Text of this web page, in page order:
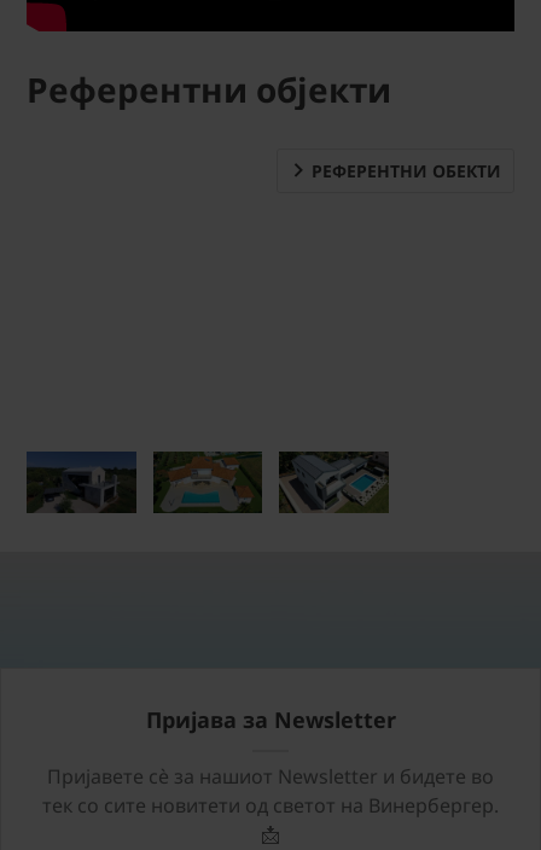
Референтни објекти
РЕФЕРЕНТНИ ОБЕКТИ
Пријава за Newsletter
Пријавете сѐ за нашиот Newsletter и бидете во
тек со сите новитети од светот на Винербергер.
📩